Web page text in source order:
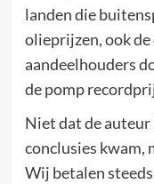
landen die
olieprijzen, ook
aandeelhouders
de pomp
Niet dat de
conclusies kwam,
Wij betalen